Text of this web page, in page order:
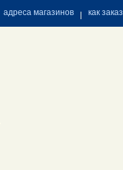
адреса магазинов как